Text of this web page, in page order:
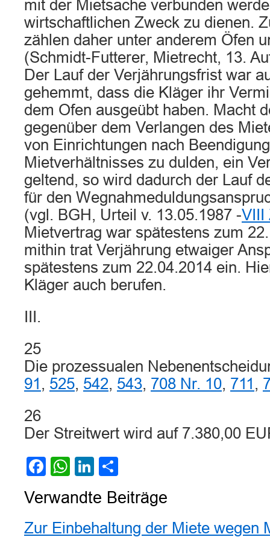
mit der Mietsache verbunden
wirtschaftlichen Zweck zu dienen.
zählen daher unter anderem Öfen
(Schmidt-Futterer, Mietrecht, 13.
Der Lauf der Verjährungsfrist war
gehemmt, dass die Kläger ihr
dem Ofen ausgeübt haben. Macht
gegenüber dem Verlangen des
von Einrichtungen nach
Mietverhältnisses zu dulden, ein
geltend, so wird dadurch der Lauf
für den
(vgl. BGH, Urteil v. 13.05.1987 -VIII
Mietvertrag war spätestens zum
mithin trat Verjährung etwaiger
spätestens zum 22.04.2014 ein.
Kläger auch berufen.
III.
25
Die prozessualen
91 , 525, 542, 543, 708 Nr. 10, 711 ,
26
Der Streitwert wird auf 7.380,00
Facebook
WhatsApp
LinkedIn
Verwandte Beiträge
Zur Einbehaltung der Miete wegen